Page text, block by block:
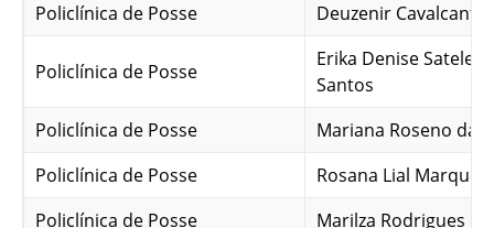
Policlínica de Posse
Deuzenir Cavalcante
Policlínica de Posse
Erika Denise Sateles
Santos
Policlínica de Posse
Mariana Roseno da
Policlínica de Posse
Rosana Lial
Policlínica de Posse
Marilza Rodrigues